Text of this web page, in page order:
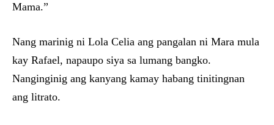
Mama.”
Nang marinig ni Lola Celia ang pangalan ni Mara mula
kay Rafael, napaupo siya sa lumang bangko.
Nanginginig ang kanyang kamay habang tinitingnan
ang litrato.